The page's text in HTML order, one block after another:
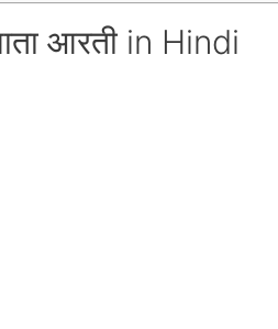
आरती in Hindi